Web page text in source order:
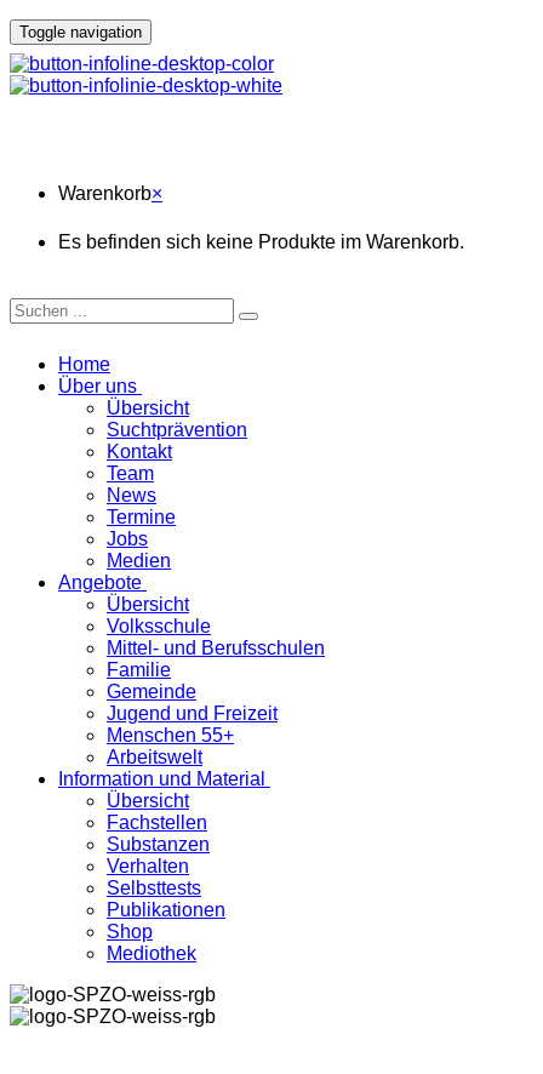
Toggle navigation
Warenkorb×
Es befinden sich keine Produkte im Warenkorb.
Home
Über uns
Übersicht
Suchtprävention
Kontakt
Team
News
Termine
Jobs
Medien
Angebote
Übersicht
Volksschule
Mittel- und Berufsschulen
Familie
Gemeinde
Jugend und Freizeit
Menschen 55+
Arbeitswelt
Information und Material
Übersicht
Fachstellen
Substanzen
Verhalten
Selbsttests
Publikationen
Shop
Mediothek